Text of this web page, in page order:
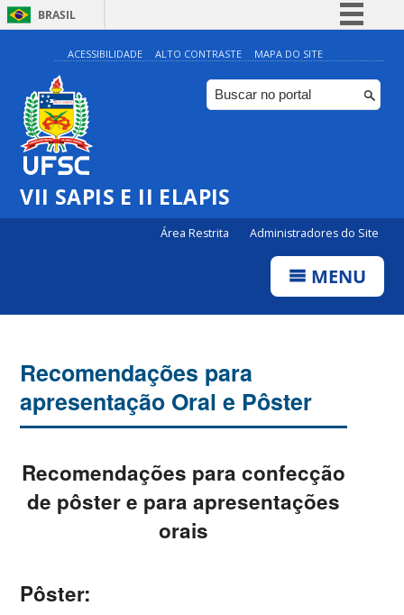
BRASIL
Simplifique!
Comunica BR
Participe
ACESSIBILIDADE ALTO CONTRASTE MAPA DO SITE
VII SAPIS E II ELAPIS
Área Restrita Administradores do Site
MENU
Recomendações para
apresentação Oral e Pôster
Recomendações para confecção
de pôster e para apresentações
orais
Pôster: